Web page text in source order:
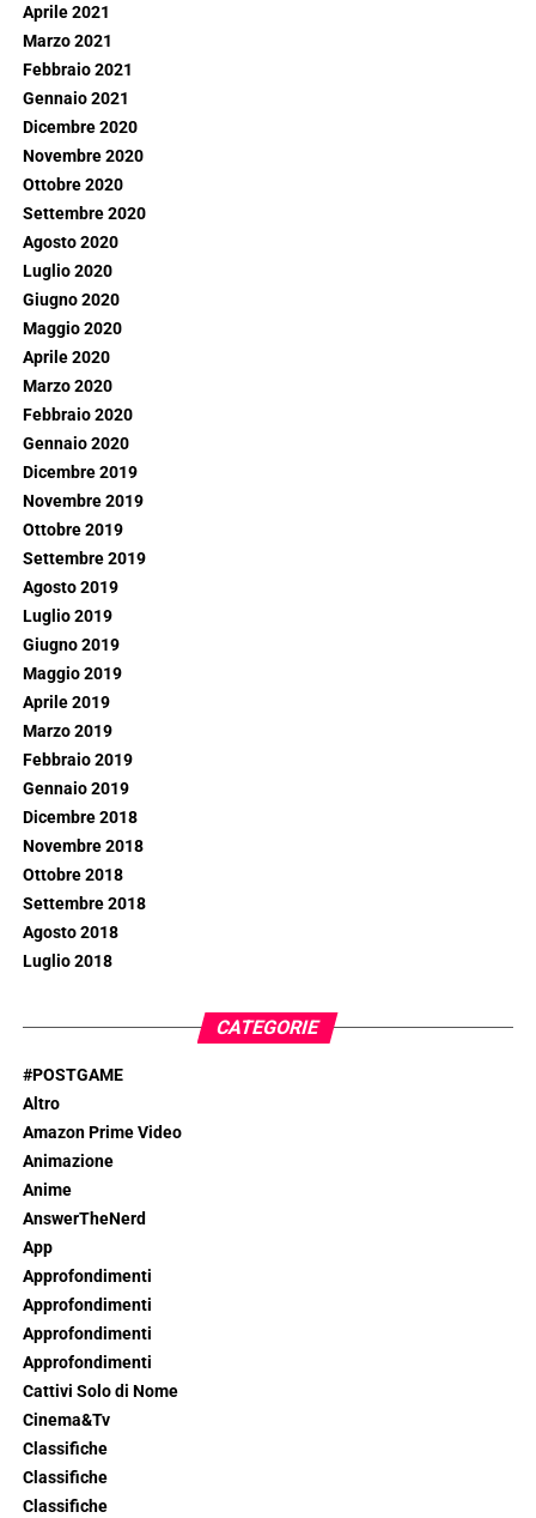
Aprile 2021
Marzo 2021
Febbraio 2021
Gennaio 2021
Dicembre 2020
Novembre 2020
Ottobre 2020
Settembre 2020
Agosto 2020
Luglio 2020
Giugno 2020
Maggio 2020
Aprile 2020
Marzo 2020
Febbraio 2020
Gennaio 2020
Dicembre 2019
Novembre 2019
Ottobre 2019
Settembre 2019
Agosto 2019
Luglio 2019
Giugno 2019
Maggio 2019
Aprile 2019
Marzo 2019
Febbraio 2019
Gennaio 2019
Dicembre 2018
Novembre 2018
Ottobre 2018
Settembre 2018
Agosto 2018
Luglio 2018
CATEGORIE
#POSTGAME
Altro
Amazon Prime Video
Animazione
Anime
AnswerTheNerd
App
Approfondimenti
Approfondimenti
Approfondimenti
Approfondimenti
Cattivi Solo di Nome
Cinema&Tv
Classifiche
Classifiche
Classifiche